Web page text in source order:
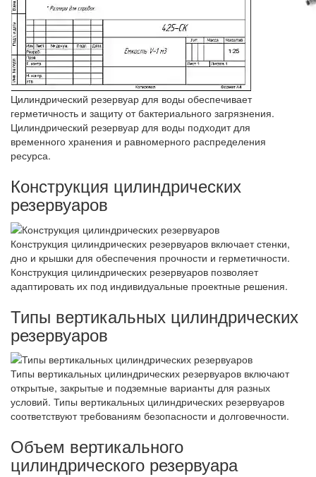
Цилиндрический резервуар для воды обеспечивает
герметичность и защиту от бактериального загрязнения.
Цилиндрический резервуар для воды подходит для
временного хранения и равномерного распределения
ресурса.
Конструкция цилиндрических
резервуаров
Конструкция цилиндрических резервуаров включает стенки,
дно и крышки для обеспечения прочности и герметичности.
Конструкция цилиндрических резервуаров позволяет
адаптировать их под индивидуальные проектные решения.
Типы вертикальных цилиндрических
резервуаров
Типы вертикальных цилиндрических резервуаров включают
открытые, закрытые и подземные варианты для разных
условий. Типы вертикальных цилиндрических резервуаров
соответствуют требованиям безопасности и долговечности.
Объем вертикального
цилиндрического резервуара